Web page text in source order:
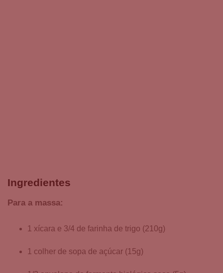
Ingredientes
Para a massa:
1 xícara e 3/4 de farinha de trigo (210g)
1 colher de sopa de açúcar (15g)